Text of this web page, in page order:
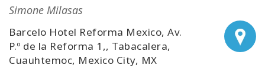
Novinky
Simone Milasas
Barcelo Hotel Reforma Mexico, Av.
P.º de la Reforma 1,, Tabacalera,
Cuauhtemoc, Mexico City, MX